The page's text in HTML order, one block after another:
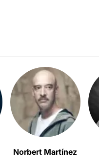
Norbert Martínez